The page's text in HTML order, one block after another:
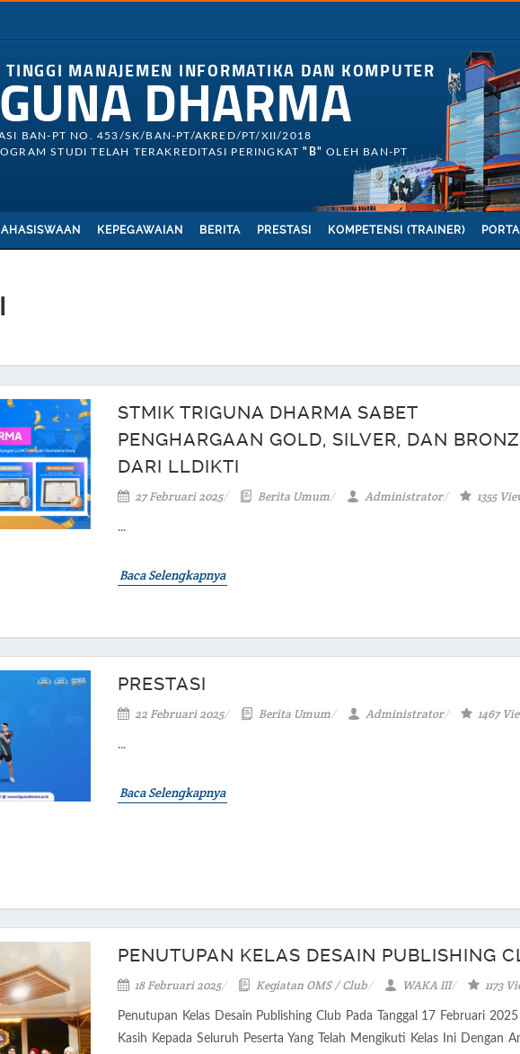
TINGGI MANAJEMEN INFORMATIKA DAN KOMPUTER
DHARMA
BAN-PT NO. 453/SK/BAN-PT/AKRED/PT/XII/2018
STUDI TELAH TERAKREDITASI PERINGKAT"B" OLEH BAN-PT
KEPEGAWAIAN BERITA PRESTASI KOMPETENSI (TRAINER)
STMIK TRIGUNA DHARMA SABET
PENGHARGAAN GOLD, SILVER, DAN
DARI LLDIKTI
27 Februari 2025 Berita Umum Administrator 1355
...
Baca Selengkapnya
PRESTASI
22 Februari 2025 Berita Umum Administrator 1467
...
Baca Selengkapnya
PENUTUPAN KELAS DESAIN PUBLISHING
18 Februari 2025 Kegiatan OMS / Club WAKA III 1173
Penutupan Kelas Desain Publishing Club Pada Tanggal 17 Februari 2025
Kasih Kepada Seluruh Peserta Yang Telah Mengikuti Kelas Ini Dengan